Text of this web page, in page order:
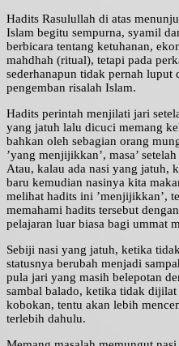
Hadits Rasulullah di atas
Islam begitu sempurna, syamil
berbicara tentang ketuhanan,
mahdhah (ritual), tetapi pada
sederhanapun tidak pernah luput
pengemban risalah Islam.
Hadits perintah menjilati jari
yang jatuh lalu dicuci memang
bahkan oleh sebagian orang
’yang menjijikkan’, masa’
Atau, kalau ada nasi yang jatuh,
baru kemudian nasinya kita
melihat hadits ini ’menjijikkan’,
memahami hadits tersebut
pelajaran luar biasa bagi ummat
Sebiji nasi yang jatuh, ketika
statusnya berubah menjadi
pula jari yang masih belepotan
sambal balado, ketika tidak
kobokan, tentu akan lebih
terlebih dahulu.